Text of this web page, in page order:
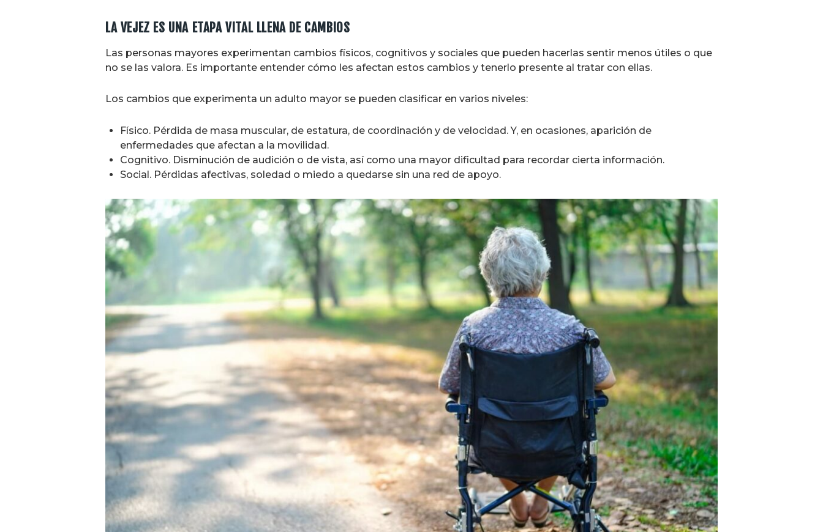
LA VEJEZ ES UNA ETAPA VITAL LLENA DE CAMBIOS
Las personas mayores experimentan cambios físicos, cognitivos y sociales que pueden hacerlas sentir menos útiles o que
no se las valora. Es importante entender cómo les afectan estos cambios y tenerlo presente al tratar con ellas.
Los cambios que experimenta un adulto mayor se pueden clasificar en varios niveles:
Físico. Pérdida de masa muscular, de estatura, de coordinación y de velocidad. Y, en ocasiones, aparición de
enfermedades que afectan a la movilidad.
Cognitivo. Disminución de audición o de vista, así como una mayor dificultad para recordar cierta información.
Social. Pérdidas afectivas, soledad o miedo a quedarse sin una red de apoyo.